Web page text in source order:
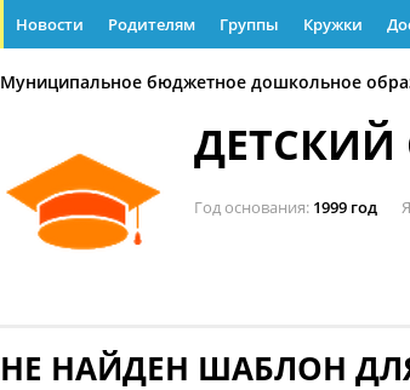
Новости Родителям Группы Кружки
Муниципальное бюджетное дошкольное
ДЕТСКИЙ
Год основания 1999 год
НЕ НАЙДЕН ШАБЛОН